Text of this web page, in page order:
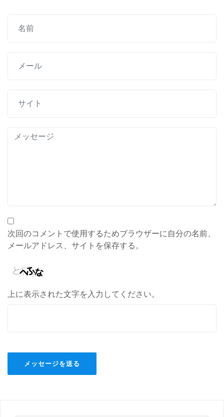
ー
ョ
次回のコメントで使用するためブラウザーに自分の名前、
メールアドレス、サイトを保存する。
上に表示された文字を入力してください。